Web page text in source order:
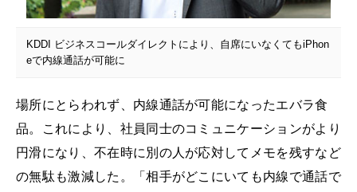
KDDI ビジネスコールダイレクトにより、自席にいなくてもiPhon
eで内線通話が可能に
場所にとらわれず、内線通話が可能になったエバラ食
品。これにより、社員同士のコミュニケーションがより
円滑になり、不在時に別の人が応対してメモを残すなど
の無駄も激減した。「相手がどこにいても内線で通話で